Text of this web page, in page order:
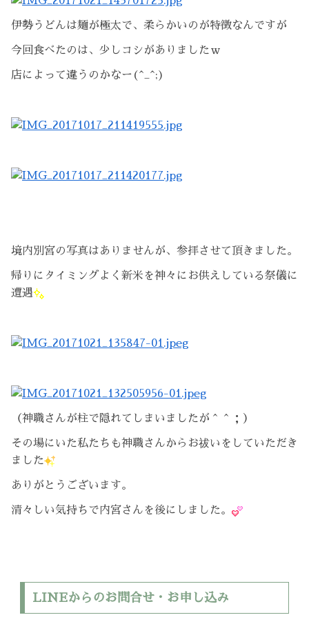
伊勢うどんは麺が極太で、柔らかいのが特徴なんですが
今回食べたのは、少しコシがありましたｗ
店によって違うのかなー(^_^;)
境内別宮の写真はありませんが、参拝させて頂きました。
帰りにタイミングよく新米を神々にお供えしている祭儀に
遭遇
（神職さんが柱で隠れてしまいましたが＾＾；）
その場にいた私たちも神職さんからお祓いをしていただき
ました
ありがとうございます。
清々しい気持ちで内宮さんを後にしました。
LINEからのお問合せ・お申し込み